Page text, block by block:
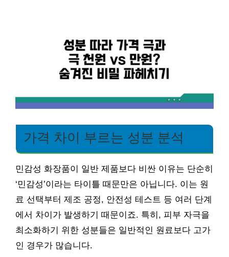
가격 차이 부르는 성분 분석
민감성 화장품이 일반 제품보다 비싼 이유는 단순히
‘민감성’이라는 타이틀 때문만은 아닙니다. 이는 원
료 선택부터 제조 공정, 안전성 테스트 등 여러 단계
에서 차이가 발생하기 때문이죠. 특히, 피부 자극을
최소화하기 위한 성분들은 일반적인 원료보다 고가
인 경우가 많습니다.